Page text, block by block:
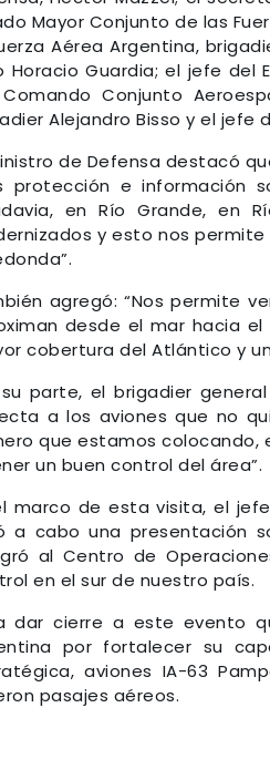
Mayor Conjunto de las
Aérea Argentina,
Horacio Guardia; el jefe del
Conjunto
Alejandro Bisso y el jefe
de Defensa destacó
protección e información
en Río Grande, en
y esto nos
agregó: “Nos permite
desde el mar hacia
cobertura del Atlántico y
parte, el brigadier
a los aviones que no
que estamos colocando,
un buen control del área”.
marco de esta visita, el
a cabo una presentación
al Centro de
en el sur de nuestro país.
dar cierre a este evento
por fortalecer su
aviones IA-63
pasajes aéreos.